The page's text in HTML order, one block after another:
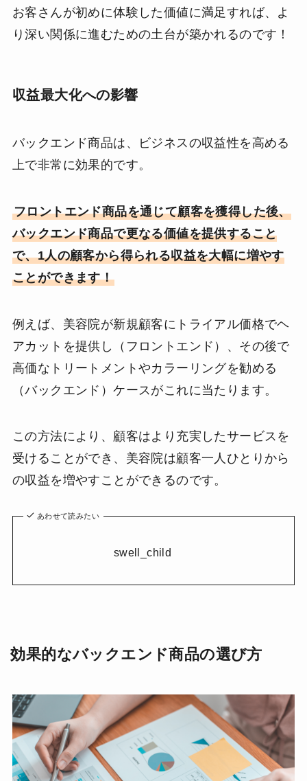
お客さんが初めに体験した価値に満足すれば、よ
り深い関係に進むための土台が築かれるのです！
収益最大化への影響
バックエンド商品は、ビジネスの収益性を高める
上で非常に効果的です。
フロントエンド商品を通じて顧客を獲得した後、
バックエンド商品で更なる価値を提供すること
で、1人の顧客から得られる収益を大幅に増やす
ことができます！
例えば、美容院が新規顧客にトライアル価格でヘ
アカットを提供し（フロントエンド）、その後で
高価なトリートメントやカラーリングを勧める
（バックエンド）ケースがこれに当たります。
この方法により、顧客はより充実したサービスを
受けることができ、美容院は顧客一人ひとりから
の収益を増やすことができるのです。
あわせて読みたい
swell_child
効果的なバックエンド商品の選び方